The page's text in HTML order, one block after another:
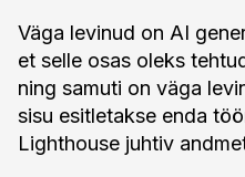
Väga levinud on AI
et selle osas oleks
ning samuti on väga
sisu esitletakse enda
Lighthouse juhtiv